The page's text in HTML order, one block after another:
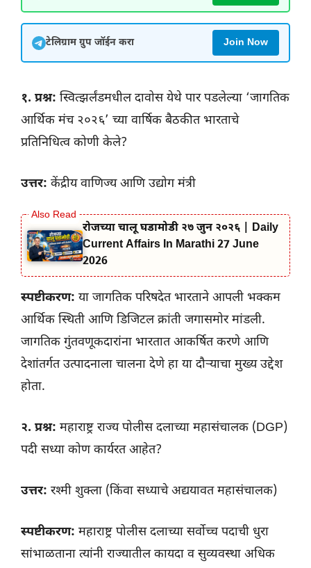
टेलिग्राम ग्रुप जॉईन करा Join Now
१. प्रश्न: स्वित्झर्लंडमधील दावोस येथे पार पडलेल्या ‘जागतिक
आर्थिक मंच २०२६’ च्या वार्षिक बैठकीत भारताचे
प्रतिनिधित्व कोणी केले?
उत्तर: केंद्रीय वाणिज्य आणि उद्योग मंत्री
रोजच्या चालू घडामोडी २७ जुन २०२६ | Daily
Current Affairs In Marathi 27 June
2026
स्पष्टीकरण: या जागतिक परिषदेत भारताने आपली भक्कम
आर्थिक स्थिती आणि डिजिटल क्रांती जगासमोर मांडली.
जागतिक गुंतवणूकदारांना भारतात आकर्षित करणे आणि
देशांतर्गत उत्पादनाला चालना देणे हा या दौऱ्याचा मुख्य उद्देश
होता.
२. प्रश्न: महाराष्ट्र राज्य पोलीस दलाच्या महासंचालक (DGP)
पदी सध्या कोण कार्यरत आहेत?
उत्तर: रश्मी शुक्ला (किंवा सध्याचे अद्ययावत महासंचालक)
स्पष्टीकरण: महाराष्ट्र पोलीस दलाच्या सर्वोच्च पदाची धुरा
सांभाळताना त्यांनी राज्यातील कायदा व सुव्यवस्था अधिक